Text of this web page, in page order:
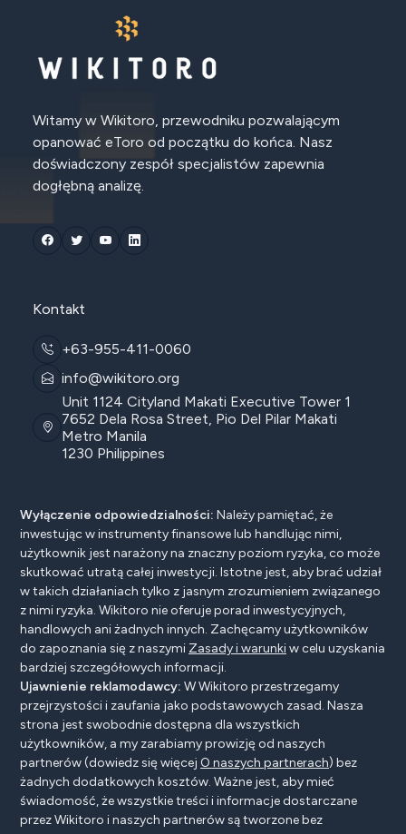
Witamy w Wikitoro, przewodniku pozwalającym
opanować eToro od początku do końca. Nasz
doświadczony zespół specjalistów zapewnia
dogłębną analizę.
Kontakt
+63-955-411-0060
info@wikitoro.org
Unit 1124 Cityland Makati Executive Tower 1
7652 Dela Rosa Street, Pio Del Pilar Makati
Metro Manila
1230 Philippines
Wyłączenie odpowiedzialności: Należy pamiętać, że
inwestując w instrumenty finansowe lub handlując nimi,
użytkownik jest narażony na znaczny poziom ryzyka, co może
skutkować utratą całej inwestycji. Istotne jest, aby brać udział
w takich działaniach tylko z jasnym zrozumieniem związanego
z nimi ryzyka. Wikitoro nie oferuje porad inwestycyjnych,
handlowych ani żadnych innych. Zachęcamy użytkowników
do zapoznania się z naszymi Zasady i warunkiw celu uzyskania
bardziej szczegółowych informacji.
Ujawnienie reklamodawcy: W Wikitoro przestrzegamy
przejrzystości i zaufania jako podstawowych zasad. Nasza
strona jest swobodnie dostępna dla wszystkich
użytkowników, a my zarabiamy prowizję od naszych
partnerów (dowiedz się więcej O naszych partnerach) bez
żadnych dodatkowych kosztów. Ważne jest, aby mieć
świadomość, że wszystkie treści i informacje dostarczane
przez Wikitoro i naszych partnerów są tworzone bez